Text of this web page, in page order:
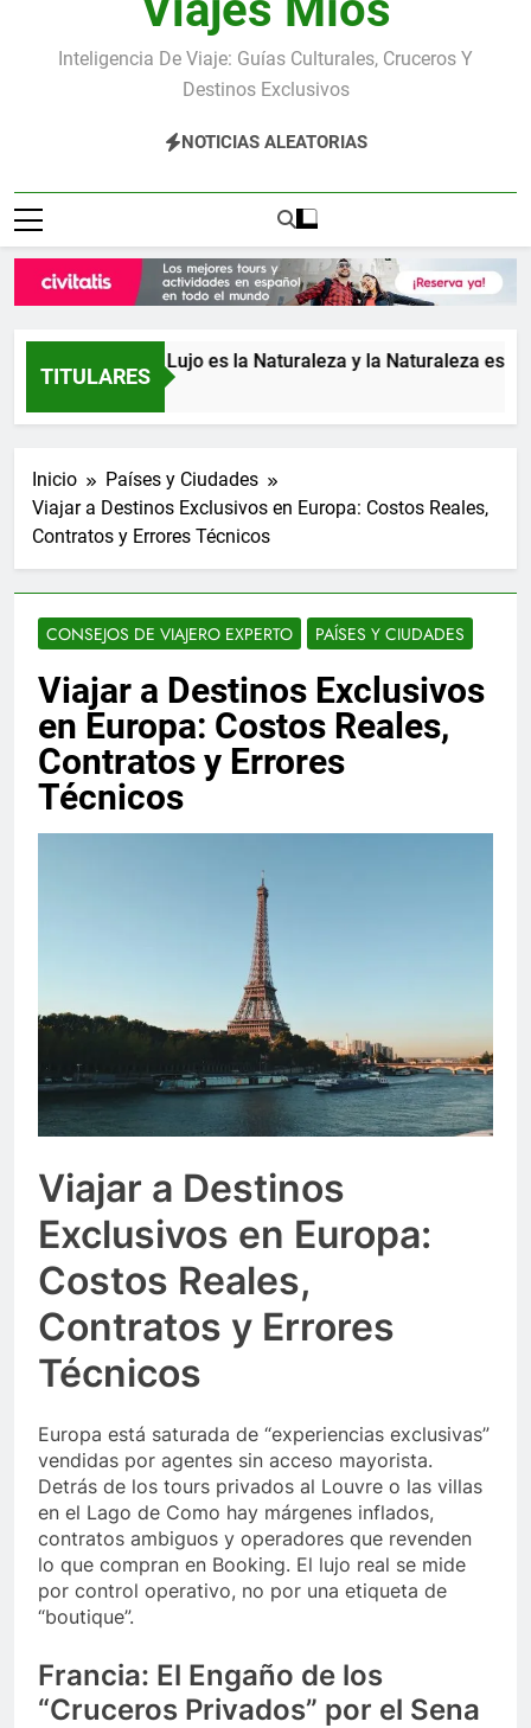
Inteligencia De Viaje: Guías Culturales, Cruceros Y
Destinos Exclusivos
NOTICIAS ALEATORIAS
TITULARES
donde el Lujo es la Naturaleza y la Naturaleza es el Lujo
Inicio
Países y Ciudades
Viajar a Destinos Exclusivos en Europa: Costos Reales,
Contratos y Errores Técnicos
CONSEJOS DE VIAJERO EXPERTO PAÍSES Y CIUDADES
Viajar a Destinos Exclusivos
en Europa: Costos Reales,
Contratos y Errores
Técnicos
Viajar a Destinos
Exclusivos en Europa:
Costos Reales,
Contratos y Errores
Técnicos
Europa está saturada de “experiencias exclusivas”
vendidas por agentes sin acceso mayorista.
Detrás de los tours privados al Louvre o las villas
en el Lago de Como hay márgenes inflados,
contratos ambiguos y operadores que revenden
lo que compran en Booking. El lujo real se mide
por control operativo, no por una etiqueta de
“boutique”.
Francia: El Engaño de los
“Cruceros Privados” por el Sena